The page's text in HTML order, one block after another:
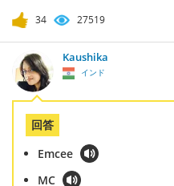
34 27519
Kaushika
インド
回答
Emcee
MC